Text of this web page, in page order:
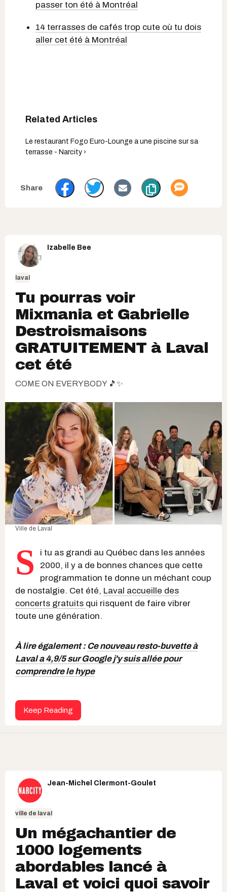
passer ton été à Montréal
14 terrasses de cafés trop cute où tu dois
aller cet été à Montréal
Le restaurant Fogo Euro-Lounge a une piscine sur sa
terrasse - Narcity ›
Izabelle Bee
laval
Tu pourras voir
Mixmania et Gabrielle
Destroismaisons
GRATUITEMENT à Laval
cet été
COME ON EVERYBODY 🎵✨
Ville de Laval
S
i tu as grandi au Québec dans les années
2000, il y a de bonnes chances que cette
programmation te donne un méchant coup
de nostalgie. Cet été, Laval accueille des
concerts gratuits qui risquent de faire vibrer
toute une génération.
À lire également : Ce nouveau resto-buvette à
Laval a 4,9/5 sur Google j'y suis allée pour
comprendre le hype
Keep Reading
Jean-Michel Clermont-Goulet
ville de laval
Un mégachantier de
1000 logements
abordables lancé à
Laval et voici quoi savoir